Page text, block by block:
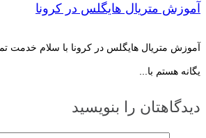
آموزش متریال هایگلس در کرونا
آموزش متریال هایگلس در کرونا با سلام خدمت
یگانه هستم با...
دیدگاهتان را بنویسید